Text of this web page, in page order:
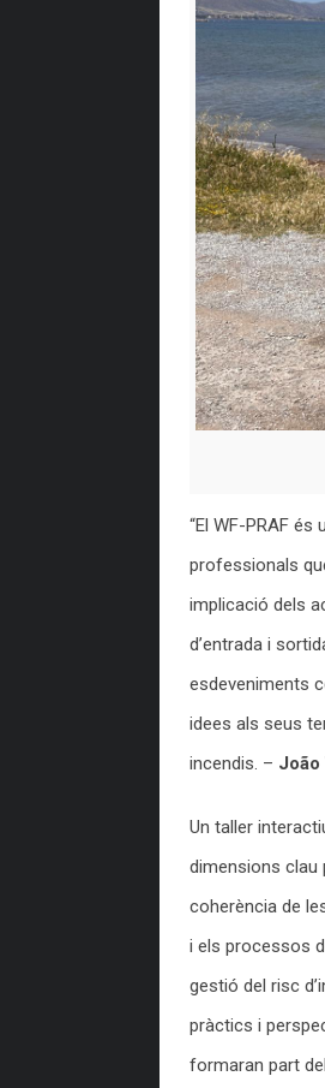
“El WF-PRAF
professionals
implicació dels
d’entrada i
esdeveniments
idees als seus
incendis. – João
Un taller
dimensions clau
coherència de
i els processos
gestió del risc
pràctics i
formaran part